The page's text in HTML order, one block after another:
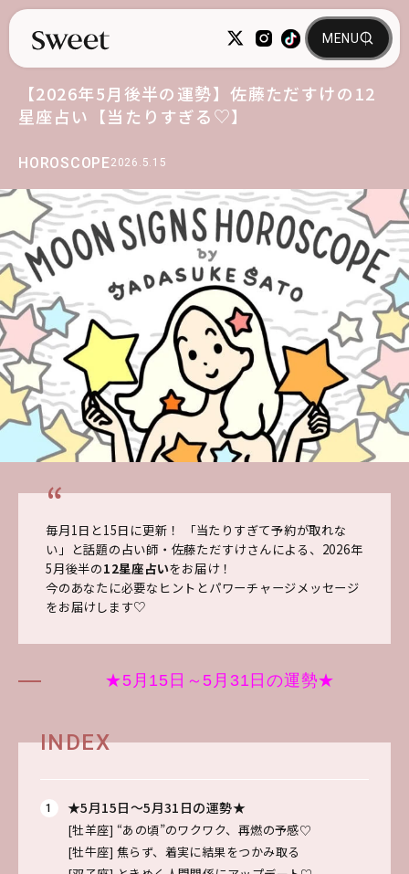
HOROSCOPE2026.5.15
【2026年5月後半の運勢】佐藤ただすけの12
星座占い【当たりすぎる♡】
毎月1日と15日に更新！ 「当たりすぎて予約が取れな
い」と話題の占い師・佐藤ただすけさんによる、2026年
5月後半の12星座占いをお届け！
今のあなたに必要なヒントとパワーチャージメッセージ
をお届けします♡
★5月15日～5月31日の運勢★
INDEX
★5月15日～5月31日の運勢★
[牡羊座] “あの頃”のワクワク、再燃の予感♡
[牡牛座] 焦らず、着実に結果をつかみ取る